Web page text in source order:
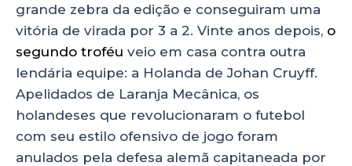
grande zebra da edição e conseguiram uma
vitória de virada por 3 a 2. Vinte anos depois, o
segundo troféu veio em casa contra outra
lendária equipe: a Holanda de Johan Cruyff.
Apelidados de Laranja Mecânica, os
holandeses que revolucionaram o futebol
com seu estilo ofensivo de jogo foram
anulados pela defesa alemã capitaneada por